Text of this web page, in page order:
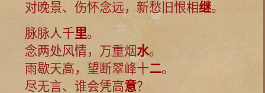
对晚景、伤怀念远，新愁旧恨相继。
脉脉人千里。
念两处风情，万重烟水。
雨歇天高，望断翠峰十二。
尽无言、谁会凭高意？